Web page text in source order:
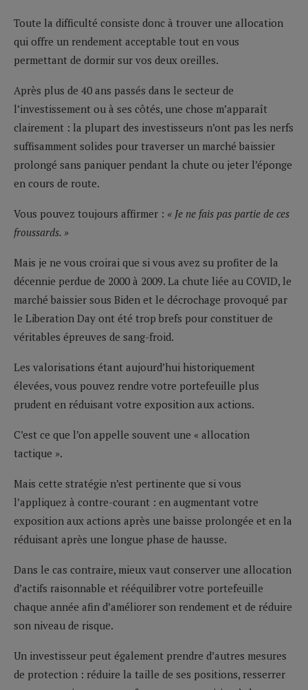
Toute la difficulté consiste donc à trouver une allocation
qui offre un rendement acceptable tout en vous
permettant de dormir sur vos deux oreilles.
Après plus de 40 ans passés dans le secteur de
l’investissement ou à ses côtés, une chose m’apparaît
clairement : la plupart des investisseurs n’ont pas les nerfs
suffisamment solides pour traverser un marché baissier
prolongé sans paniquer pendant la chute ou jeter l’éponge
en cours de route.
Vous pouvez toujours affirmer : « Je ne fais pas partie de ces
froussards. »
Mais je ne vous croirai que si vous avez su profiter de la
décennie perdue de 2000 à 2009. La chute liée au COVID, le
marché baissier sous Biden et le décrochage provoqué par
le Liberation Day ont été trop brefs pour constituer de
véritables épreuves de sang-froid.
Les valorisations étant aujourd’hui historiquement
élevées, vous pouvez rendre votre portefeuille plus
prudent en réduisant votre exposition aux actions.
C’est ce que l’on appelle souvent une « allocation
tactique ».
Mais cette stratégie n’est pertinente que si vous
l’appliquez à contre-courant : en augmentant votre
exposition aux actions après une baisse prolongée et en la
réduisant après une longue phase de hausse.
Dans le cas contraire, mieux vaut conserver une allocation
d’actifs raisonnable et rééquilibrer votre portefeuille
chaque année afin d’améliorer son rendement et de réduire
son niveau de risque.
Un investisseur peut également prendre d’autres mesures
de protection : réduire la taille de ses positions, resserrer